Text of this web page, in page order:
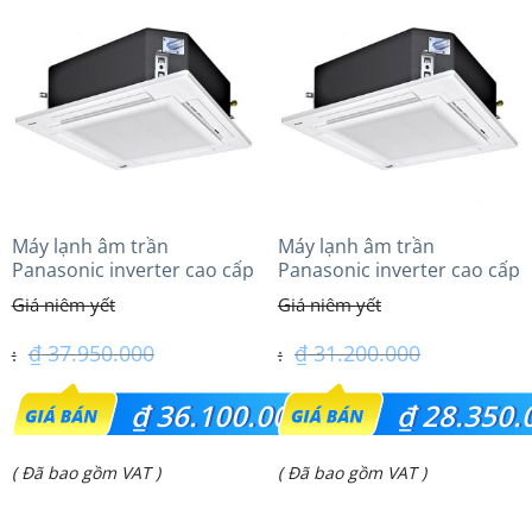
Máy lạnh âm trần
Panasonic inverter cao cấp
(4.0Hp) S-3448PU3HA/U-
34PRH1H5
₫37.950.000
Giá
gốc
là:
₫36.100.000
Giá
( Đã bao gồm VAT )
Máy lạnh âm trần
Panasonic inverter cao cấp
(2.5Hp) S-1821PU3HA/U-
21PRH1H5
₫31.200.000
Giá
gốc
là:
₫
Giá
( Đã bao gồm VAT )